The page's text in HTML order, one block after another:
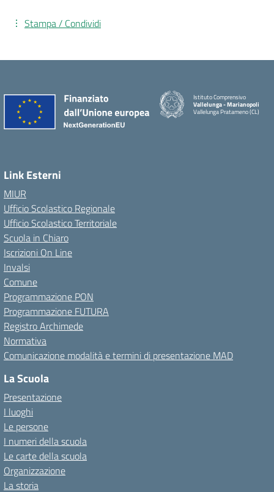
Stampa / Condividi
Istituto Comprensivo
Vallelunga - Marianopoli
Vallelunga Pratameno (CL)
Link Esterni
MIUR
Ufficio Scolastico Regionale
Ufficio Scolastico Territoriale
Scuola in Chiaro
Iscrizioni On Line
Invalsi
Comune
Programmazione PON
Programmazione FUTURA
Registro Archimede
Normativa
Comunicazione modalità e termini di presentazione MAD
La Scuola
Presentazione
I luoghi
Le persone
I numeri della scuola
Le carte della scuola
Organizzazione
La storia